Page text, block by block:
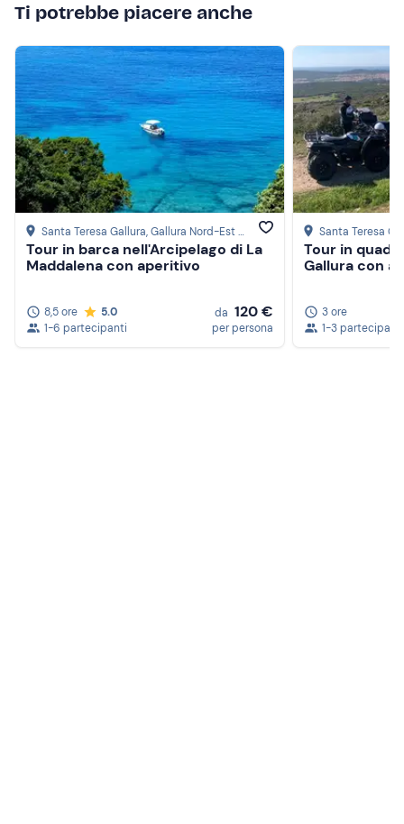
Ti potrebbe piacere anche
Santa Teresa Gallura, Gallura Nord-Est Sardegna
Tour in barca nell'Arcipelago di La
Maddalena con aperitivo
8,5 ore
5.0
1-6 partecipanti
da 120 €
per persona
Santa Teresa
Tour in quad
Gallura con
3 ore
1-3 partecipanti